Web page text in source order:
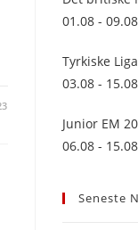
01.08 - 09.08
Tyrkiske Liga
03.08 - 15.08
Junior EM
06.08 - 15.08
Seneste